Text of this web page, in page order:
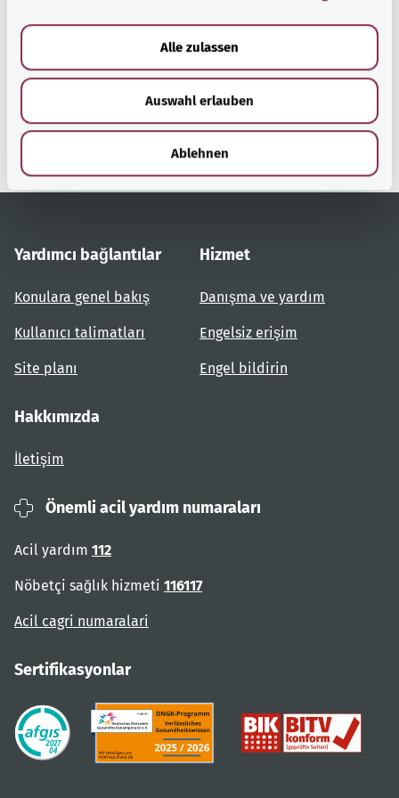
Alle zulassen
Auswahl erlauben
Ablehnen
gesund.bund.de
Federal Sağlık Bakanlığı'nın
Yardımcı bağlantılar
Konulara genel bakış
Kullanıcı talimatları
Site planı
Hizmet
Danışma ve yardım
Engelsiz erişim
Engel bildirin
Hakkımızda
İletişim
Önemli acil yardım numaraları
Acil yardım 112
Nöbetçi sağlık hizmeti 116117
Acil cagri numaralari
Sertifikasyonlar